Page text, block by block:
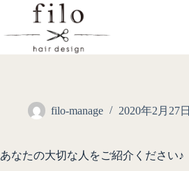
filo-manage 2020年2月27日
あなたの大切な人をご紹介ください♪